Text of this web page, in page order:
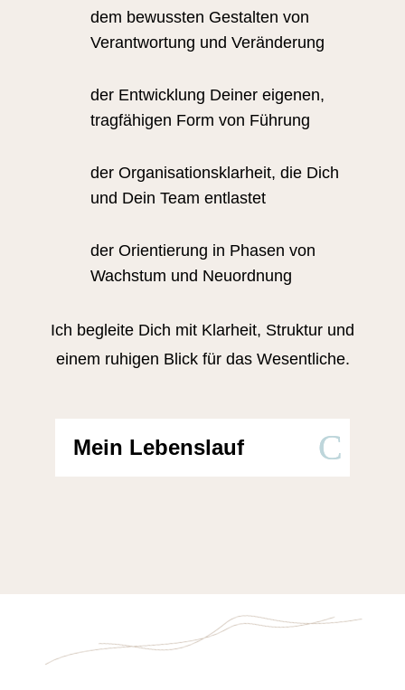
dem bewussten Gestalten von
Verantwortung und Veränderung
der Entwicklung Deiner eigenen,
tragfähigen Form von Führung
der Organisationsklarheit, die Dich
und Dein Team entlastet
der Orientierung in Phasen von
Wachstum und Neuordnung
Ich begleite Dich mit Klarheit, Struktur und
einem ruhigen Blick für das Wesentliche.
Mein Lebenslauf